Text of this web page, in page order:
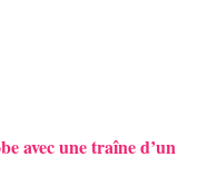
avec une traîne d’un